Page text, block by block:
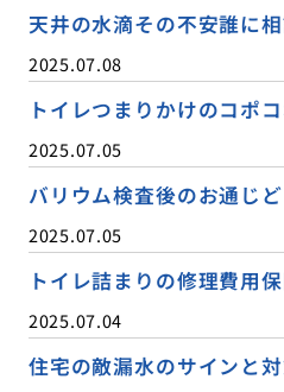
天井の水滴その不安誰に
2025.07.08
トイレつまりかけのコポ
2025.07.05
バリウム検査後のお通じ
2025.07.05
トイレ詰まりの修理費用
2025.07.04
住宅の敵漏水のサインと